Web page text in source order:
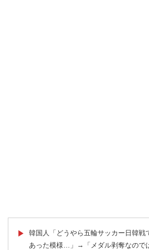
▶
韓国人「どうやら五輪サッカー日韓戦
あった模様…」→「メダル剥奪なので